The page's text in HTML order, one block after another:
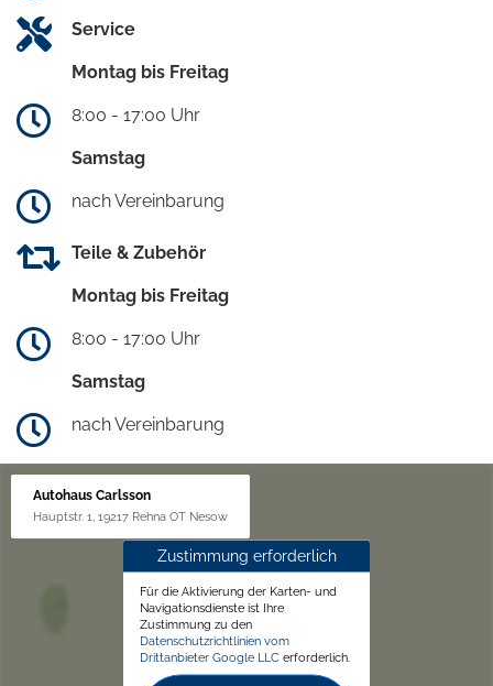
Service
Montag bis Freitag
8:00 - 17:00 Uhr
Samstag
nach Vereinbarung
Teile & Zubehör
Montag bis Freitag
8:00 - 17:00 Uhr
Samstag
nach Vereinbarung
Autohaus Carlsson
Hauptstr. 1, 19217 Rehna OT Nesow
Zustimmung erforderlich
Für die Aktivierung der Karten- und
Navigationsdienste ist Ihre
Zustimmung zu den
Datenschutzrichtlinien vom
Drittanbieter Google LLC erforderlich.